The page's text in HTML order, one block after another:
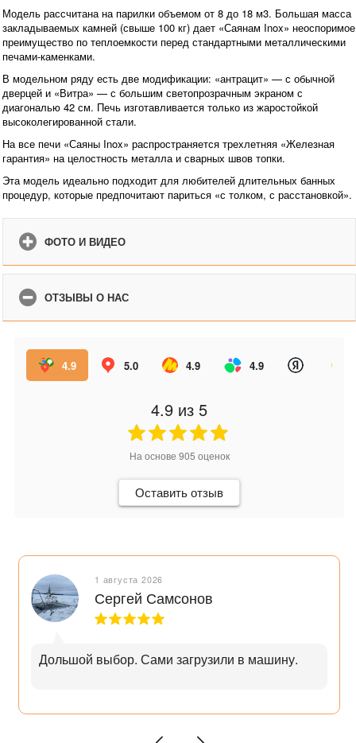
Модель рассчитана на парилки объемом от 8 до 18 м3. Большая масса
закладываемых камней (свыше 100 кг) дает «Саянам Inox» неоспоримое
преимущество по теплоемкости перед стандартными металлическими
печами-каменками.
В модельном ряду есть две модификации: «антрацит» — с обычной
дверцей и «Витра» — с большим светопрозрачным экраном с
диагональю 42 см. Печь изготавливается только из жаростойкой
высоколегированной стали.
На все печи «Саяны Inox» распространяется трехлетняя «Железная
гарантия» на целостность металла и сварных швов топки.
Эта модель идеально подходит для любителей длительных банных
процедур, которые предпочитают париться «с толком, с расстановкой».
ФОТО И ВИДЕО
ОТЗЫВЫ О НАС
4.9 5.0 4.9 4.9
4.9 из 5
На основе 905 оценок
Оставить отзыв
1 августа 2026
Сергей Самсонов
Дольшой выбор. Сами загрузили в машину.